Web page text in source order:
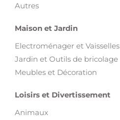
Autres
Maison et Jardin
Electroménager et Vaisselles
Jardin et Outils de bricolage
Meubles et Décoration
Loisirs et Divertissement
Animaux